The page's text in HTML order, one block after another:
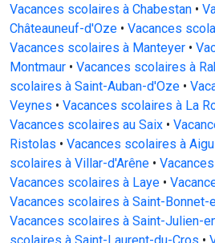
Vacances scolaires à Chabestan •
Châteauneuf-d'Oze • Vacances
Vacances scolaires à Manteyer •
Montmaur • Vacances scolaires à
scolaires à Saint-Auban-d'Oze •
Veynes • Vacances scolaires à La
Vacances scolaires au Saix •
Ristolas • Vacances scolaires à
scolaires à Villar-d'Arêne •
Vacances scolaires à Laye •
Vacances scolaires à Saint-Bonnet-
Vacances scolaires à Saint-Julien-